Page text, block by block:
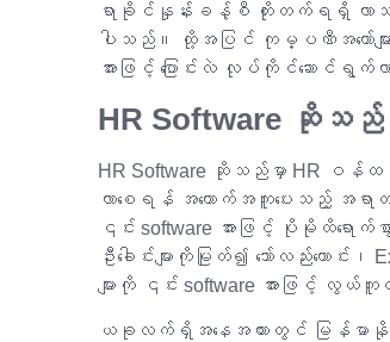
ရာခိုင်နှုန်းခန့်စီ တိုးတက်ရရှိ လာသည့်
ပါသည်။ ထို့အပြင် ကုမ္ပဏီအတော်များမ
အားဖြင့် ပြောင်းလဲ လုပ်ကိုင်ဆောင်ရွက်
HR Software ဆိုသ
HR Software ဆိုသည်မှာ HR ဝန်ထ
လာစေရန် အထောက်အကူပေးသည့် အရာ
၎င်း software အားဖြင့် ပိုမိုထိရ
ဦးခေါင်းများကိုမြုတ်၍ သော်လည်းကောင်
များကို ၎င်း software အားဖြင့် လွ
ယခုလက်ရှိအနေအထားတွင် မြန်မာနို